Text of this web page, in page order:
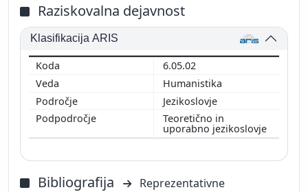
Raziskovalna dejavnost
Klasifikacija ARIS
6.05.02
Humanistika
Jezikoslovje
Teoretično in
uporabno jezikoslovje
Bibliografija
Reprezentativne